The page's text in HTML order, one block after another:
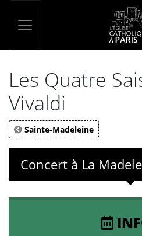
Les Quatre
Vivaldi
Sainte-Madeleine
Concert à La
Panneau de gestion des cookies